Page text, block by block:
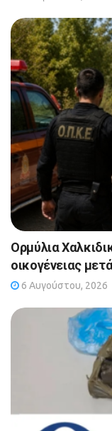
Ορμύλια
οικογένειας
6 Αυγούστου, 2026